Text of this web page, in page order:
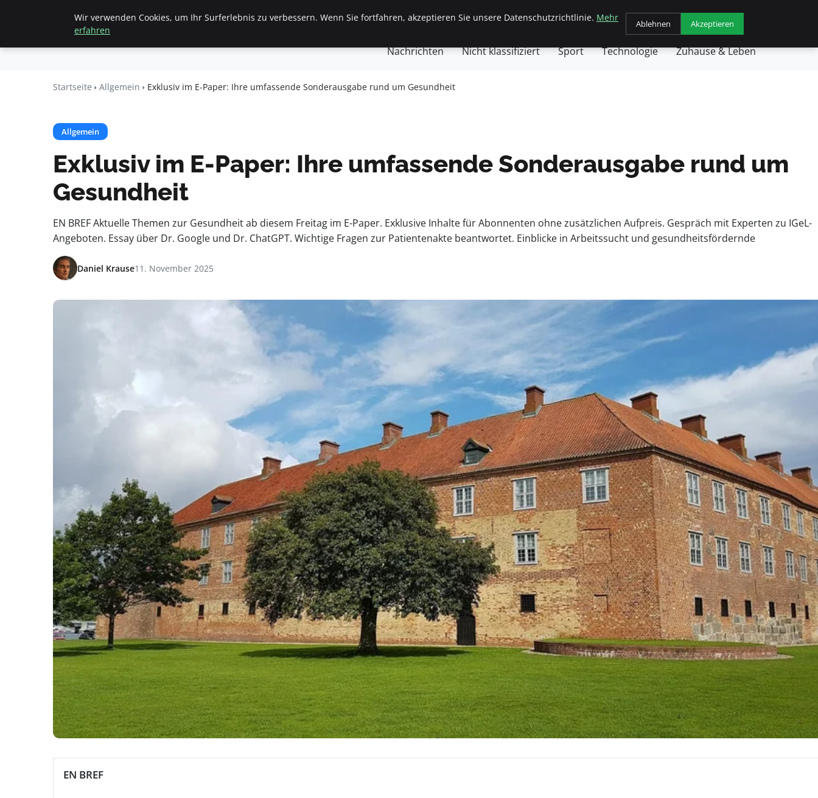
Beyond
Startseite Allgemein Finanzen & Immobilien Frauen / Mode Geschäft Gesundheit Haustiere Kochen
Nachrichten Nicht klassifiziert Sport Technologie Zuhause & Leben
Startseite Allgemein Exklusiv im E-Paper: Ihre umfassende Sonderausgabe rund um Gesundheit
Allgemein
Exklusiv im E-Paper: Ihre umfassende Sonderausgabe rund um
Gesundheit
EN BREF Aktuelle Themen zur Gesundheit ab diesem Freitag im E-Paper. Exklusive Inhalte für Abonnenten ohne zusätzlichen Aufpreis. Gespräch mit Experten zu IGeL-
Angeboten. Essay über Dr. Google und Dr. ChatGPT. Wichtige Fragen zur Patientenakte beantwortet. Einblicke in Arbeitssucht und gesundheitsfördernde
Daniel Krause11. November 2025
EN BREF
Wir verwenden Cookies, um Ihr Surferlebnis zu verbessern. Wenn Sie fortfahren, akzeptieren Sie unsere Datenschutzrichtlinie. Mehr
erfahren
Ablehnen Akzeptieren